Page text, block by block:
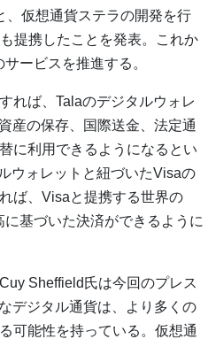
、仮想通貨ステラの開発を行
提携したことを発表。これか
ービスを推進する。
れば、Talaのデジタルウォレ
産の保存、国際送金、法定通
に利用できるようになるとい
ウォレットと紐づいたVisaの
ば、Visaと提携する世界の
基づいた決済ができるように
Sheffield氏は今回のプレス
デジタル通貨は、より多くの
可能性を持っている。仮想通